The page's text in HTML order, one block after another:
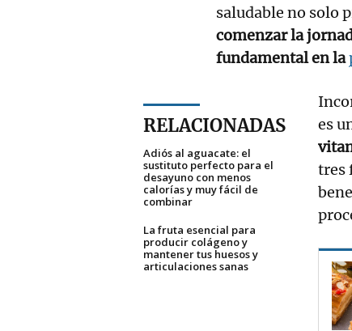
saludable no solo
comenzar la
fundamental en la
RELACIONADAS
Adiós al aguacate: el
sustituto perfecto para el
desayuno con menos
calorías y muy fácil de
combinar
La fruta esencial para
producir colágeno y
mantener tus huesos y
articulaciones sanas
es
tres